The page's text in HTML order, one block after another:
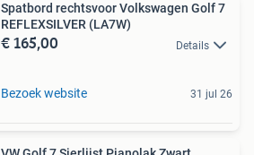
Spatbord rechtsvoor Volkswagen Golf 7
REFLEXSILVER (LA7W)
€ 165,00 Details
Bezoek website 31 jul 26